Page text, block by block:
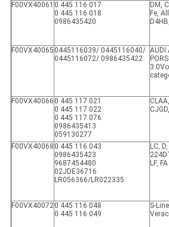
F00VX40061 0 445 116 017
0 445 116 018
0986435420
DM,
Fe,
F00VX40065 0445116039/ 0445116040/
0445116072/ 0986435422
AUDI
F00VX40066 0 445 117 021
0 445 117 022
0 445 117 076
0986435413
059130277
F00VX40068 0 445 116 043
0986435423
9687454480
02JDE36716
LR056366/LR022335
LC,
LF, FA
F00VX400720 445 116 048
0 445 116 049
S-